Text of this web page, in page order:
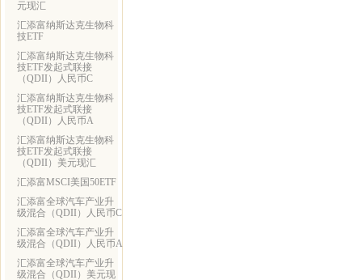
元现汇
汇添富纳斯达克生物科
技ETF
汇添富纳斯达克生物科
技ETF发起式联接
（QDII）人民币C
汇添富纳斯达克生物科
技ETF发起式联接
（QDII）人民币A
汇添富纳斯达克生物科
技ETF发起式联接
（QDII）美元现汇
汇添富MSCI美国50ETF
汇添富全球汽车产业升
级混合（QDII）人民币C
汇添富全球汽车产业升
级混合（QDII）人民币A
汇添富全球汽车产业升
级混合（QDII）美元现